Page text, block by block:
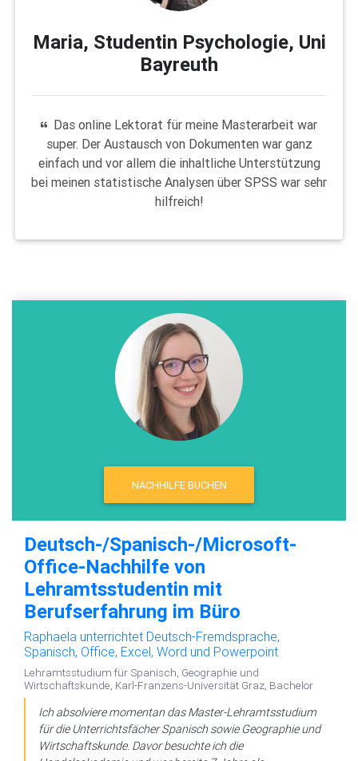
Maria, Studentin Psychologie, Uni
Bayreuth
Das online Lektorat für meine Masterarbeit war
super. Der Austausch von Dokumenten war ganz
einfach und vor allem die inhaltliche Unterstützung
bei meinen statistische Analysen über SPSS war sehr
hilfreich!
NACHHILFE BUCHEN
Deutsch-/Spanisch-/Microsoft-
Office-Nachhilfe von
Lehramtsstudentin mit
Berufserfahrung im Büro
Raphaela unterrichtet Deutsch-Fremdsprache,
Spanisch, Office, Excel, Word und Powerpoint
Lehramtsstudium für Spanisch, Geographie und
Wirtschaftskunde, Karl-Franzens-Universität Graz, Bachelor
Ich absolviere momentan das Master-Lehramtsstudium
für die Unterrichtsfächer Spanisch sowie Geographie und
Wirtschaftskunde. Davor besuchte ich die